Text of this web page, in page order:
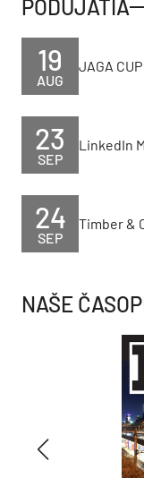
PODUJATIA
AUG
19 JAGA
SEP
23 LinkedIn
SEP
24 Timber &
NAŠE